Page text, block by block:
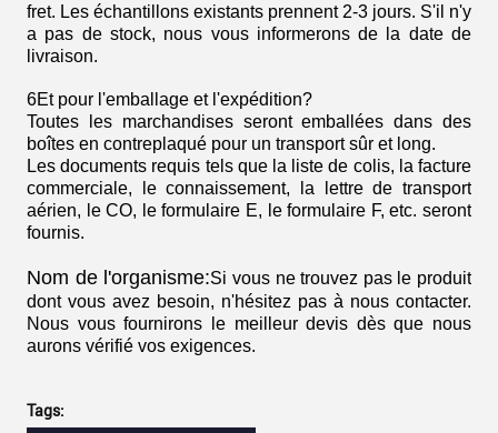
fret. Les échantillons existants prennent 2-3 jours. S'il n'y
a pas de stock, nous vous informerons de la date de
livraison.
6Et pour l'emballage et l'expédition?
Toutes les marchandises seront emballées dans des
boîtes en contreplaqué pour un transport sûr et long.
Les documents requis tels que la liste de colis, la facture
commerciale, le connaissement, la lettre de transport
aérien, le CO, le formulaire E, le formulaire F, etc. seront
fournis.
Nom de l'organisme:Si vous ne trouvez pas le produit
dont vous avez besoin, n'hésitez pas à nous contacter.
Nous vous fournirons le meilleur devis dès que nous
aurons vérifié vos exigences.
Tags: